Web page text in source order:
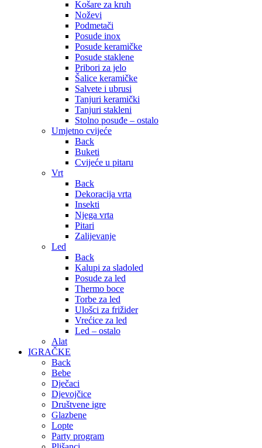
Košare za kruh
Noževi
Podmetači
Posude inox
Posude keramičke
Posude staklene
Pribori za jelo
Šalice keramičke
Salvete i ubrusi
Tanjuri keramički
Tanjuri stakleni
Stolno posuđe – ostalo
Umjetno cvijeće
Back
Buketi
Cvijeće u pitaru
Vrt
Back
Dekoracija vrta
Insekti
Njega vrta
Pitari
Zalijevanje
Led
Back
Kalupi za sladoled
Posude za led
Thermo boce
Torbe za led
Ulošci za frižider
Vrećice za led
Led – ostalo
Alat
IGRAČKE
Back
Bebe
Dječaci
Djevojčice
Društvene igre
Glazbene
Lopte
Party program